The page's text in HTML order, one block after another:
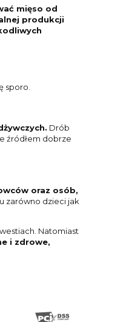
mięso od
produkcji
sporo.
Drób
źródłem dobrze
oraz osób,
zarówno dzieci jak
Natomiast
i zdrowe,